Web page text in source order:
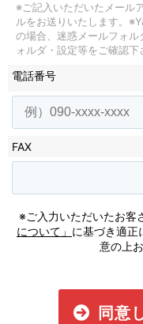
※ご記入いただいたメール
ルをお送りいたします。
の場合、迷惑メールフォル
ォルダ・設定等をご確認下
電話番号
FAX
※ご入力いただいたお客
について」 に基づき適正
意の上
同意